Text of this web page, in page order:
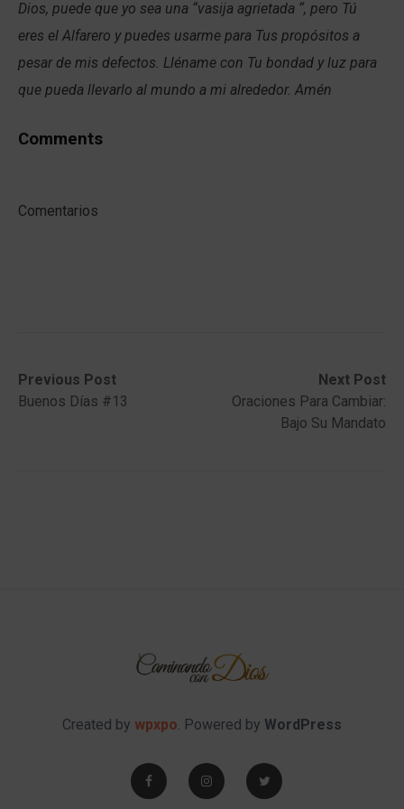
Dios, puede que yo sea una “vasija agrietada “, pero Tú
eres el Alfarero y puedes usarme para Tus propósitos a
pesar de mis defectos. Lléname con Tu bondad y luz para
que pueda llevarlo al mundo a mi alrededor. Amén
Comments
Comentarios
Post
navigation
Previous Post
Previous
post:Buenos Días #13
Next Post
Next
post:
Oraciones Para Cambiar:
Bajo Su Mandato
Created by wpxpo. Powered by WordPress